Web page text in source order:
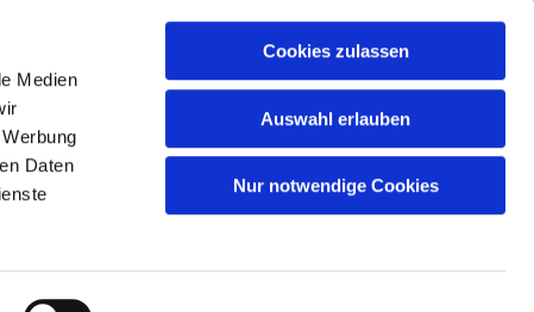
Medien
Daten
Cookies zulassen
Auswahl erlauben
Nur notwendige Cookies